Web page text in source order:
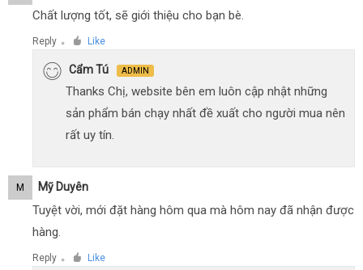
Chất lượng tốt, sẽ giới thiệu cho bạn bè.
Reply ● Like
Cẩm Tú ADMIN
Thanks Chị, website bên em luôn cập nhật những
sản phẩm bán chạy nhất đề xuất cho người mua nên
rất uy tín.
M Mỹ Duyên
Tuyệt vời, mới đặt hàng hôm qua mà hôm nay đã nhận được
hàng.
Reply ● Like